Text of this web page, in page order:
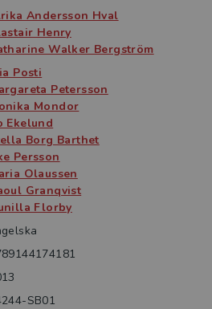
their knowledge of
in English from around
Andersson Hval
Henry
Walker Bergström
Posti
Petersson
Mondor
Ekelund
Borg Barthet
Persson
Olaussen
Granqvist
Florby
SB01